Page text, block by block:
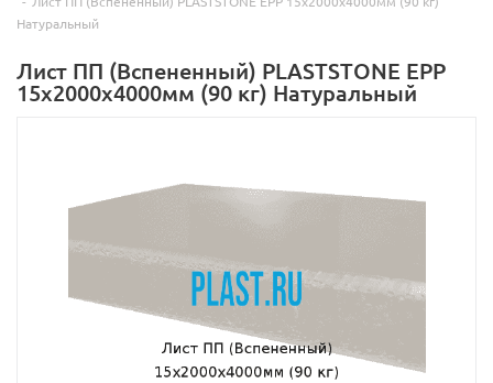
Натуральный
Лист ПП (Вспененный) PLASTSTONE EPP
15х2000х4000мм (90 кг) Натуральный